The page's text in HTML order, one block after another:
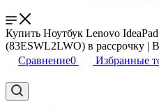
Купить Ноутбук Lenovo
(83ESWL2LWO) в рассрочку |
Сравнение0 Избранные